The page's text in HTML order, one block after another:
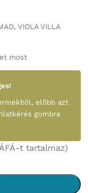
, VIOLA VILLA
most
előbb azt
gombra
t tartalmaz)